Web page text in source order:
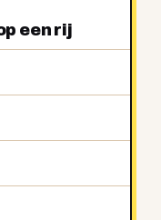
een rij